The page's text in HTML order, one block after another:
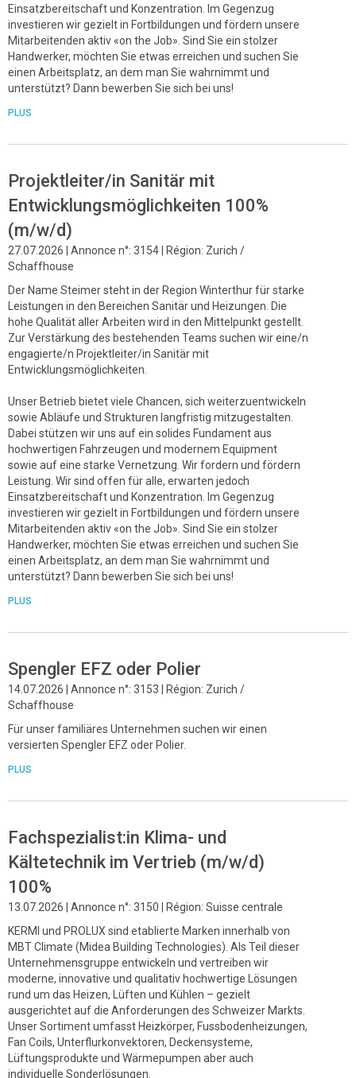
Einsatzbereitschaft und Konzentration. Im Gegenzug
investieren wir gezielt in Fortbildungen und fördern unsere
Mitarbeitenden aktiv «on the Job». Sind Sie ein stolzer
Handwerker, möchten Sie etwas erreichen und suchen Sie
einen Arbeitsplatz, an dem man Sie wahrnimmt und
unterstützt? Dann bewerben Sie sich bei uns!
PLUS
Projektleiter/in Sanitär mit
Entwicklungsmöglichkeiten 100%
(m/w/d)
27.07.2026 | Annonce n°: 3154 | Région: Zurich /
Schaffhouse
Der Name Steimer steht in der Region Winterthur für starke
Leistungen in den Bereichen Sanitär und Heizungen. Die
hohe Qualität aller Arbeiten wird in den Mittelpunkt gestellt.
Zur Verstärkung des bestehenden Teams suchen wir eine/n
engagierte/n Projektleiter/in Sanitär mit
Entwicklungsmöglichkeiten.
Unser Betrieb bietet viele Chancen, sich weiterzuentwickeln
sowie Abläufe und Strukturen langfristig mitzugestalten.
Dabei stützen wir uns auf ein solides Fundament aus
hochwertigen Fahrzeugen und modernem Equipment
sowie auf eine starke Vernetzung. Wir fordern und fördern
Leistung. Wir sind offen für alle, erwarten jedoch
Einsatzbereitschaft und Konzentration. Im Gegenzug
investieren wir gezielt in Fortbildungen und fördern unsere
Mitarbeitenden aktiv «on the Job». Sind Sie ein stolzer
Handwerker, möchten Sie etwas erreichen und suchen Sie
einen Arbeitsplatz, an dem man Sie wahrnimmt und
unterstützt? Dann bewerben Sie sich bei uns!
PLUS
Spengler EFZ oder Polier
14.07.2026 | Annonce n°: 3153 | Région: Zurich /
Schaffhouse
Für unser familiäres Unternehmen suchen wir einen
versierten Spengler EFZ oder Polier.
PLUS
Fachspezialist:in Klima- und
Kältetechnik im Vertrieb (m/w/d)
100%
13.07.2026 | Annonce n°: 3150 | Région: Suisse centrale
KERMI und PROLUX sind etablierte Marken innerhalb von
MBT Climate (Midea Building Technologies). Als Teil dieser
Unternehmensgruppe entwickeln und vertreiben wir
moderne, innovative und qualitativ hochwertige Lösungen
rund um das Heizen, Lüften und Kühlen – gezielt
ausgerichtet auf die Anforderungen des Schweizer Markts.
Unser Sortiment umfasst Heizkörper, Fussbodenheizungen,
Fan Coils, Unterflurkonvektoren, Deckensysteme,
Lüftungsprodukte und Wärmepumpen aber auch
individuelle Sonderlösungen.